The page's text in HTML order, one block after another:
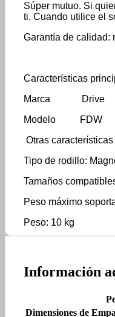
Súper mutuo. Si
ti. Cuando utilice el
Garantía de calidad:
Características
Marca Drive
Modelo FDW
Otras características
Tipo de rodillo:
Tamaños
Peso máximo
Peso: 10 kg
Información
Dimensiones de